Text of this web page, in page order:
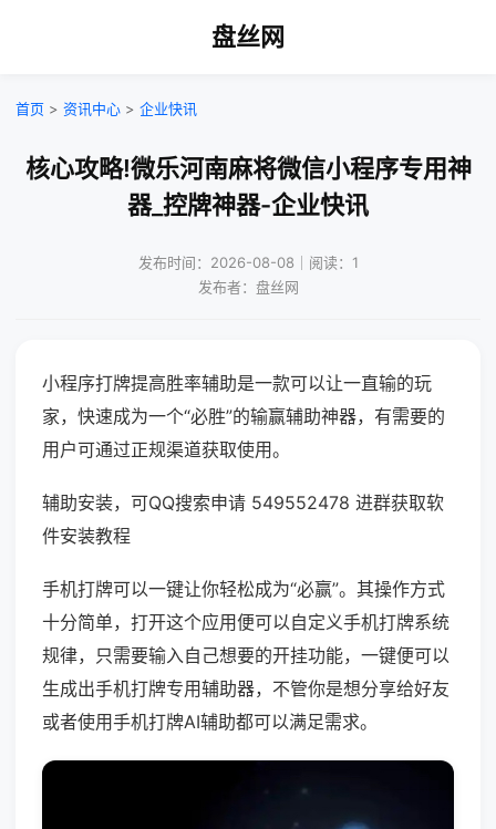
盘丝网
首页 > 资讯中心 > 企业快讯
核心攻略!微乐河南麻将微信小程序专用神
器_控牌神器-企业快讯
发布时间：2026-08-08｜阅读：1
发布者：盘丝网
小程序打牌提高胜率辅助是一款可以让一直输的玩
家，快速成为一个“必胜”的输赢辅助神器，有需要的
用户可通过正规渠道获取使用。
辅助安装，可QQ搜索申请 549552478 进群获取软
件安装教程
手机打牌可以一键让你轻松成为“必赢”。其操作方式
十分简单，打开这个应用便可以自定义手机打牌系统
规律，只需要输入自己想要的开挂功能，一键便可以
生成出手机打牌专用辅助器，不管你是想分享给好友
或者使用手机打牌AI辅助都可以满足需求。